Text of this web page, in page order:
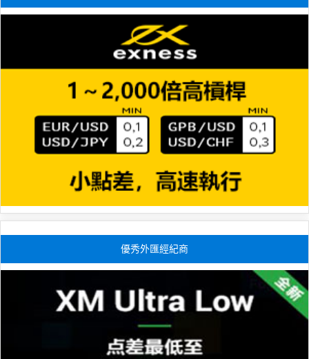
優秀外匯經紀商